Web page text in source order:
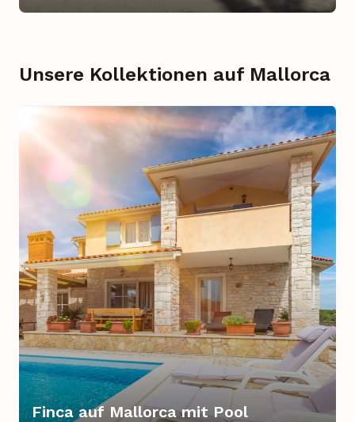
Unsere Kollektionen auf Mallorca
Finca auf Mallorca mit Pool